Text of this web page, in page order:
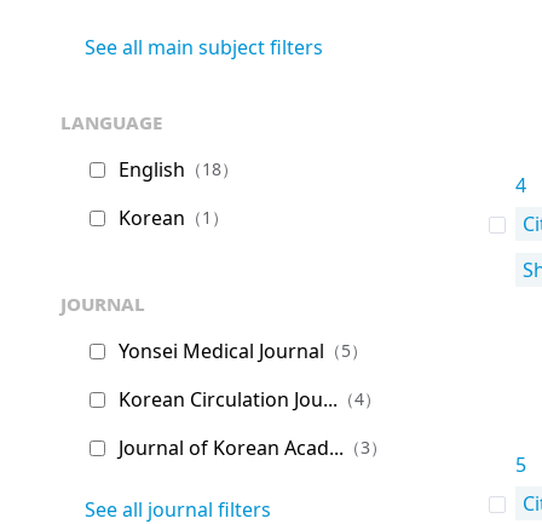
See all main subject filters
language
English （18）
Korean （1）
journal
Yonsei Medical Journal （5）
Korean Circulation Jou... （4）
Journal of Korean Acad... （3）
See all journal filters
4
5